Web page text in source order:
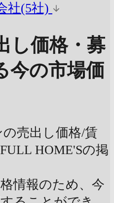
社(5社)
し価格・募
今の市場価
売出し価格/賃
HOME'Sの掲
情報のため、今